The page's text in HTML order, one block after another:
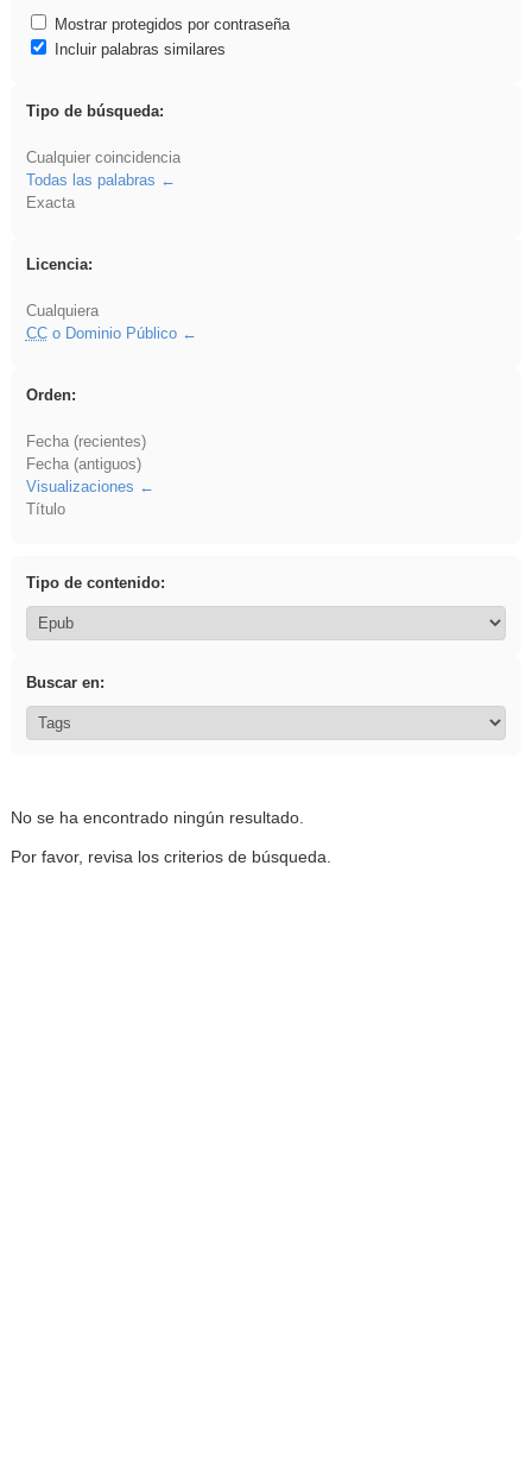
Mostrar protegidos por contraseña
Incluir palabras similares
Tipo de búsqueda:
Cualquier coincidencia
Todas las palabras
Exacta
Licencia:
Cualquiera
CCo Dominio Público
Orden:
Fecha (recientes)
Fecha (antiguos)
Visualizaciones
Título
Tipo de contenido:
Buscar en:
No se ha encontrado ningún resultado.
Por favor, revisa los criterios de búsqueda.